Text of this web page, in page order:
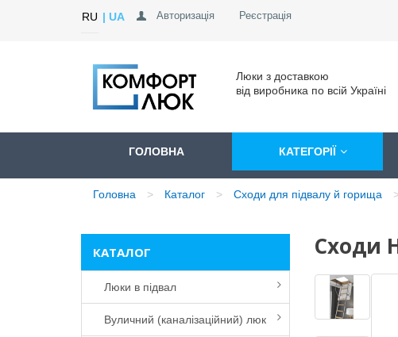
RU UA Авторизація Реєстрація
Люки з доставкою
від виробника по всій Україні
ГОЛОВНА КАТЕГОРІЇ
Головна Каталог Сходи для підвалу й горища
КАТАЛОГ
Люки в підвал
Вуличний (каналізаційний) люк
Сходи